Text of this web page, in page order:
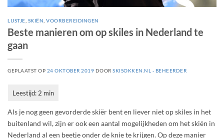
LIJSTJE SKIËN ,VOORBEREIDINGEN
Beste manieren om op skiles in Nederland te
gaan
GEPLAATST OP 24 OKTOBER 2019 DOORSKISOKKEN.NL - BEHEERDER
Als je nog geen gevorderde skiër bent en liever niet op skiles in het
buitenland wil, zijn er ook een aantal mogelijkheden om het skiën in
Nederland al een beetje onder de knie te krijgen. Op deze manier